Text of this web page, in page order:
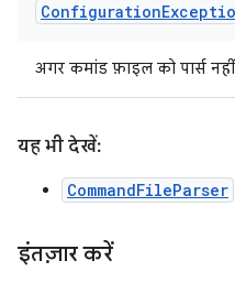
Configuration
अगर कमांड फ़ाइल को पार्स
यह भी देखें:
CommandFileParser
इंतज़ार करें